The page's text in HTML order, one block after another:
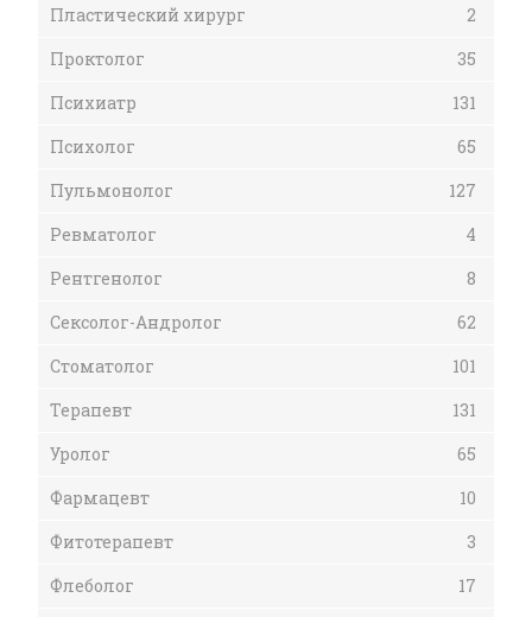
Пластический хирург
2
Проктолог
35
Психиатр
131
Психолог
65
Пульмонолог
127
Ревматолог
4
Рентгенолог
8
Сексолог-Андролог
62
Стоматолог
101
Терапевт
131
Уролог
65
Фармацевт
10
Фитотерапевт
3
Флеболог
17